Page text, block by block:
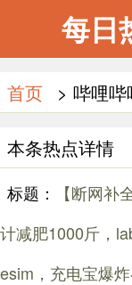
每日
首页 > 哔哩
本条热点详情
标题：
【断网
计减肥1000斤，
esim，充电宝爆